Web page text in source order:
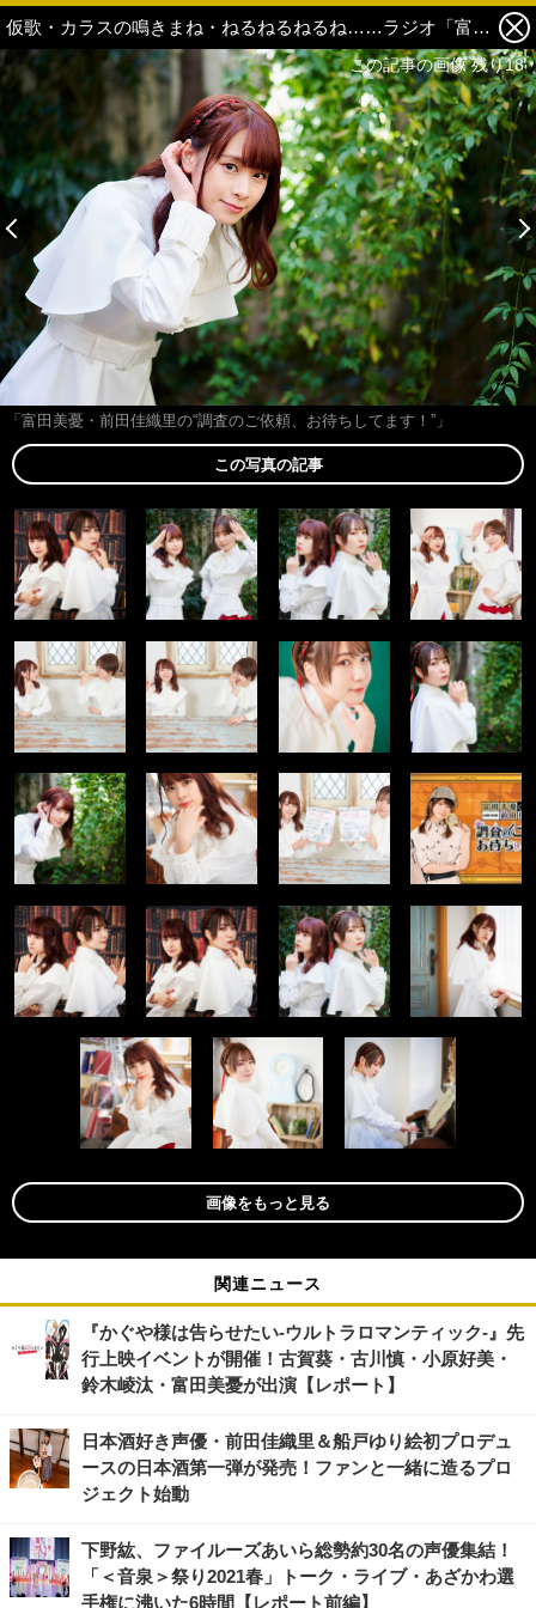
仮歌・カラスの鳴きまね・ねるねるねるね……ラジオ「富田美憂・前田佳織里の“調査のご依頼、お待ちしてます！”」は“誰かのため”になる、はず【特集インタビュー】 9枚目の写真・画像
「富田美憂・前田佳織里の“調査のご依頼、お待ちしてます！”」
この写真の記事
画像をもっと見る
関連ニュース
『かぐや様は告らせたい-ウルトラロマンティック-』先
行上映イベントが開催！古賀葵・古川慎・小原好美・
鈴木崚汰・富田美憂が出演【レポート】
日本酒好き声優・前田佳織里＆船戸ゆり絵初プロデュ
ースの日本酒第一弾が発売！ファンと一緒に造るプロ
ジェクト始動
下野紘、ファイルーズあいら総勢約30名の声優集結！
「＜音泉＞祭り2021春」トーク・ライブ・あざかわ選
手権に沸いた6時間【レポート前編】
この記事の画像 残り18